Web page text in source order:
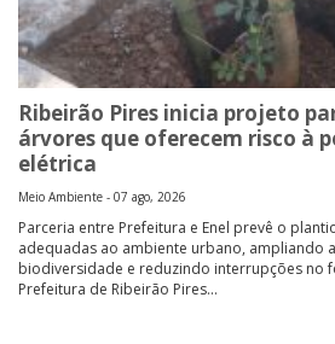
Ribeirão Pires inicia projeto
árvores que oferecem risco à
elétrica
Meio Ambiente - 07 ago, 2026
Parceria entre Prefeitura e Enel prevê o
adequadas ao ambiente urbano, ampliando
biodiversidade e reduzindo interrupções no
Prefeitura de Ribeirão Pires...